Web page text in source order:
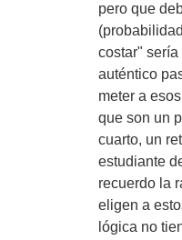
pero que
costar"
auténtico
meter a
que son un
cuarto, un
estudiante
recuerdo la
eligen a
lógica no